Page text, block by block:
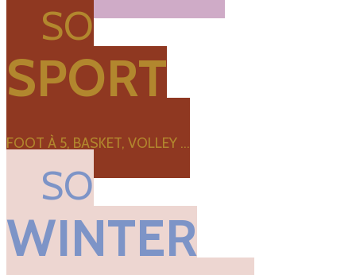
SO
SPORT
FOOT À 5, BASKET, VOLLEY ...
SO
WINTER